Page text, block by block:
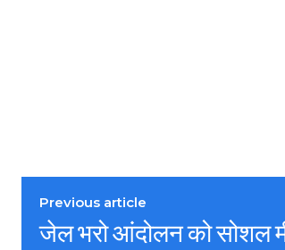
Previous article
जेल भरो आंदोलन को सोशल